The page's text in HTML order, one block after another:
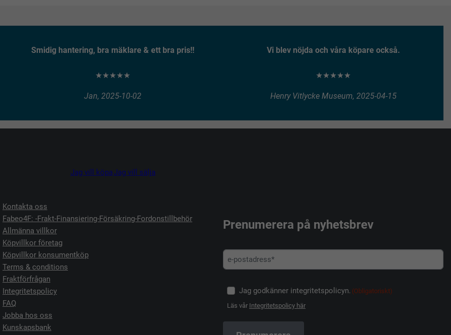
Smidig hantering, bra mäklare & ett bra pris!!
★★★★★
Jan, 2025-10-02
Vi blev nöjda och våra köpare också.
★★★★★
Henry Vitlycke Museum, 2025-04-15
Jag vill köpaJag vill sälja
Kontakta oss
Fabeo4F: -Frakt-Finansiering-Försäkring-Fordonstillbehör
Allmänna villkor
Köpvillkor företag
Köpvillkor konsumentköp
Terms & conditions
Fraktförfrågan
Integritetspolicy
FAQ
Jobba hos oss
Kunskapsbank
Prenumerera på nyhetsbrev
Jag godkänner integritetspolicyn. (Obligatoriskt)
Läs vår Integritetspolicy här